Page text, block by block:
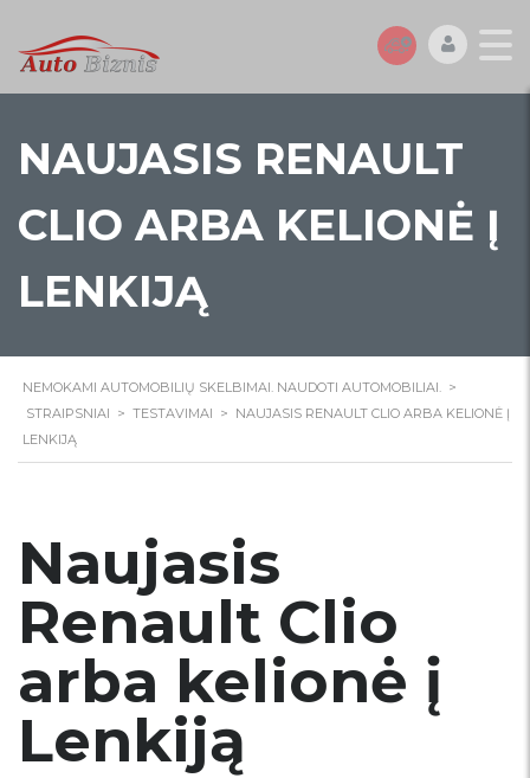
NAUJASIS RENAULT
CLIO ARBA KELIONĖ Į
LENKIJĄ
NEMOKAMI AUTOMOBILIŲ SKELBIMAI. NAUDOTI AUTOMOBILIAI. >
STRAIPSNIAI > TESTAVIMAI > NAUJASIS RENAULT CLIO ARBA KELIONĖ Į
LENKIJĄ
Naujasis
Renault Clio
arba kelionė į
Lenkiją